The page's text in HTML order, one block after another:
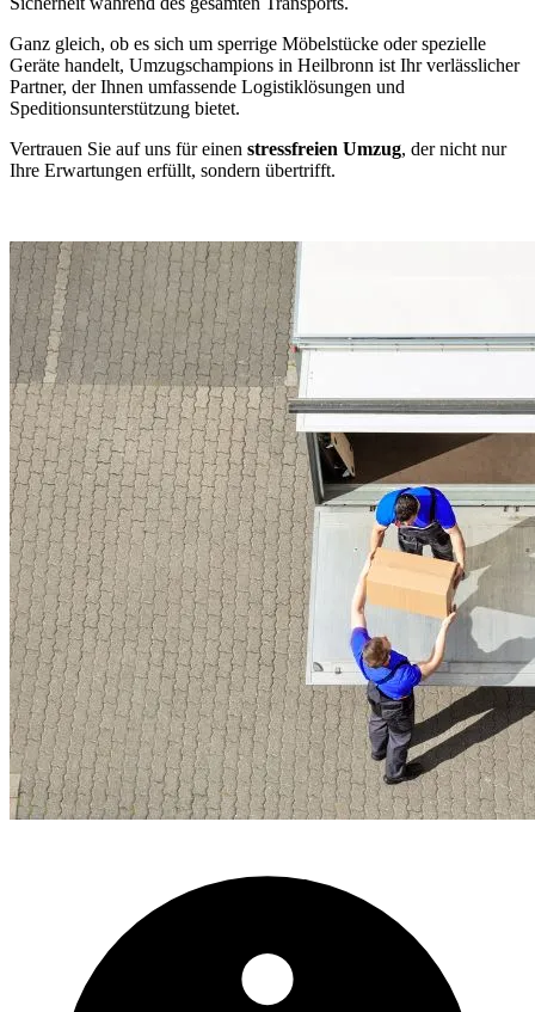
Ganz gleich, ob es sich um sperrige Möbelstücke oder spezielle
Geräte handelt, Umzugschampions in Heilbronn ist Ihr verlässlicher
Partner, der Ihnen umfassende Logistiklösungen und
Speditionsunterstützung bietet.
Vertrauen Sie auf uns für einen stressfreien Umzug, der nicht nur
Ihre Erwartungen erfüllt, sondern übertrifft.